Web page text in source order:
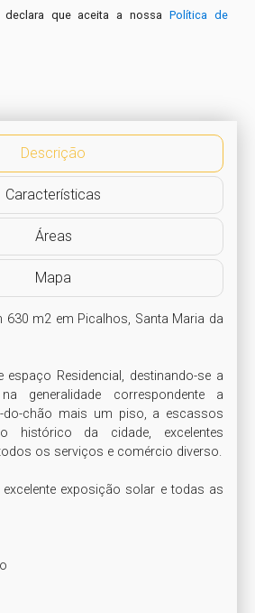
declara que aceita a nossaPolítica de
Descrição
Características
Áreas
Mapa
m2 em Picalhos, Santa Maria da
espaço Residencial, destinando-se a
generalidade correspondente a
do-chão mais um piso, a escassos
histórico da cidade, excelentes
os serviços e comércio diverso.
exposição solar e todas as